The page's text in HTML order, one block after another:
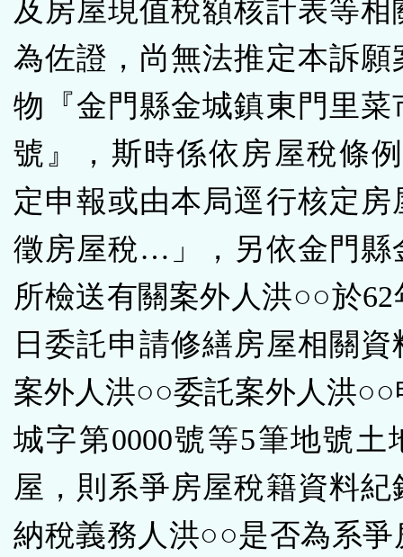
及房屋現值稅額核計表等相
為佐證，尚無法推定本訴願
物『金門縣金城鎮東門里菜
號』，斯時係依房屋稅條
定申報或由本局逕行核定房
徵房屋稅…」，另依金門縣
所檢送有關案外人洪○○於62
日委託申請修繕房屋相關資
案外人洪○○委託案外人洪○○
城字第0000號等5筆地號土
屋，則系爭房屋稅籍資料紀
納稅義務人洪○○是否為系爭